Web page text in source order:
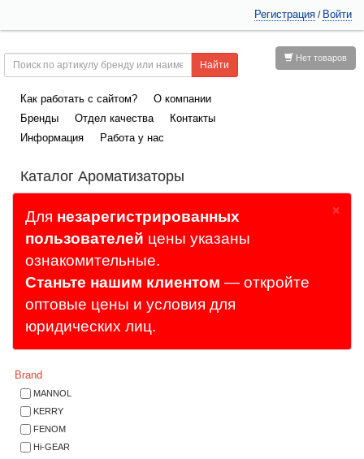
Регистрация / Войти
Нет товаров
Как работать с сайтом?
О компании
Бренды
Отдел качества
Контакты
Информация
Работа у нас
Каталог Ароматизаторы
×
Для незарегистрированных
пользователей цены указаны
ознакомительные.
Станьте нашим клиентом — откройте
оптовые цены и условия для
юридических лиц.
Brand
MANNOL
KERRY
FENOM
Hi-GEAR